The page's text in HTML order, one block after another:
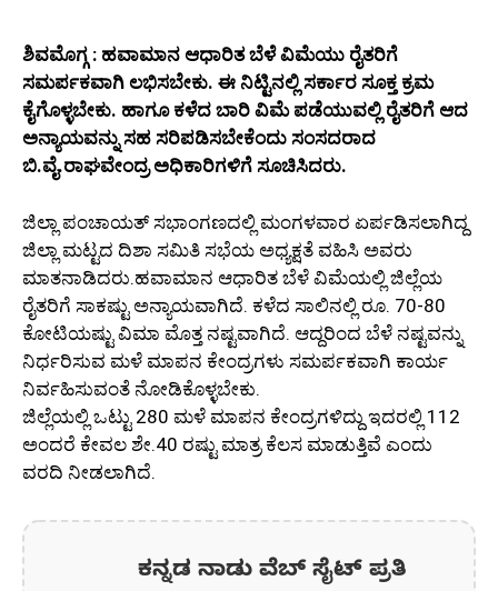
ಶಿವಮೊಗ್ಗ : ಹವಾಮಾನ ಆಧಾರಿತ ಬೆಳೆ ವಿಮೆಯು ರೈತರಿಗೆ
ಸಮರ್ಪಕವಾಗಿ ಲಭಿಸಬೇಕು. ಈ ನಿಟ್ಟಿನಲ್ಲಿ ಸರ್ಕಾರ ಸೂಕ್ತ ಕ್ರಮ
ಕೈಗೊಳ್ಳಬೇಕು. ಹಾಗೂ ಕಳೆದ ಬಾರಿ ವಿಮೆ ಪಡೆಯುವಲ್ಲಿ ರೈತರಿಗೆ ಆದ
ಅನ್ಯಾಯವನ್ನು ಸಹ ಸರಿಪಡಿಸಬೇಕೆಂದು ಸಂಸದರಾದ
ಬಿ.ವೈ.ರಾಘವೇಂದ್ರ ಅಧಿಕಾರಿಗಳಿಗೆ ಸೂಚಿಸಿದರು.
ಜಿಲ್ಲಾ ಪಂಚಾಯತ್ ಸಭಾಂಗಣದಲ್ಲಿ ಮಂಗಳವಾರ ಏರ್ಪಡಿಸಲಾಗಿದ್ದ
ಜಿಲ್ಲಾ ಮಟ್ಟದ ದಿಶಾ ಸಮಿತಿ ಸಭೆಯ ಅಧ್ಯಕ್ಷತೆ ವಹಿಸಿ ಅವರು
ಮಾತನಾಡಿದರು.ಹವಾಮಾನ ಆಧಾರಿತ ಬೆಳೆ ವಿಮೆಯಲ್ಲಿ ಜಿಲ್ಲೆಯ
ರೈತರಿಗೆ ಸಾಕಷ್ಟು ಅನ್ಯಾಯವಾಗಿದೆ. ಕಳೆದ ಸಾಲಿನಲ್ಲಿ ರೂ. 70-80
ಕೋಟಿಯಷ್ಟು ವಿಮಾ ಮೊತ್ತ ನಷ್ಟವಾಗಿದೆ. ಆದ್ದರಿಂದ ಬೆಳೆ ನಷ್ಟವನ್ನು
ನಿರ್ಧರಿಸುವ ಮಳೆ ಮಾಪನ ಕೇಂದ್ರಗಳು ಸಮರ್ಪಕವಾಗಿ ಕಾರ್ಯ
ನಿರ್ವಹಿಸುವಂತೆ ನೋಡಿಕೊಳ್ಳಬೇಕು.
ಜಿಲ್ಲೆಯಲ್ಲಿ ಒಟ್ಟು 280 ಮಳೆ ಮಾಪನ ಕೇಂದ್ರಗಳಿದ್ದು ಇದರಲ್ಲಿ 112
ಅಂದರೆ ಕೇವಲ ಶೇ.40 ರಷ್ಟು ಮಾತ್ರ ಕೆಲಸ ಮಾಡುತ್ತಿವೆ ಎಂದು
ವರದಿ ನೀಡಲಾಗಿದೆ.
ಕನ್ನಡ ನಾಡು ವೆಬ್ ಸೈಟ್ ಪ್ರತಿ